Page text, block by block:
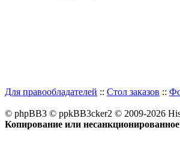
Для правообладателей :: Стол заказов ::
© phpBB3 © ppkBB3cker2 © 2009-2026
Копирование или